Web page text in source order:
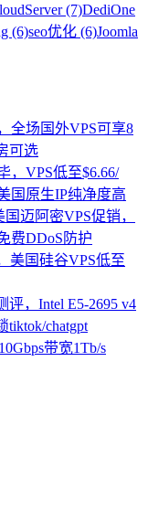
(7)DediOne
(6)seo优化 (6)Joomla
全场国外VPS可享8
可选
，VPS低至$6.66/
国原生IP纯净度高
迈阿密VPS促销，
费DDoS防护
美国硅谷VPS低至
评，Intel E5-2695 v4
tiktok/chatgpt
带宽1Tb/s